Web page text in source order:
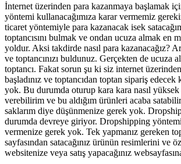
İnternet üzerinden para kazanmaya başlamak
yöntemi kullanacağımıza karar vermemiz
ticaret yöntemiyle para kazanacak isek
toptancısını bulmak ve ondan ucuza almak en
yoldur. Aksi takdirde nasıl para kazanacağız?
ve toptancınızı buldunuz. Gerçekten de ucuza
toptancı. Fakat sorun şu ki siz internet
başladınız ve toptancıdan toptan sipariş
yok. Bu durumda oturup kara kara nasıl
verebilirim ve bu aldığım ürünleri acaba
saklarım diye düşünmenize gerek yok.
durumda devreye giriyor. Dropshipping
vermenize gerek yok. Tek yapmanız gereken
sayfasından satacağınız ürünün resimlerini ve
websitenize veya satış yapacağınız